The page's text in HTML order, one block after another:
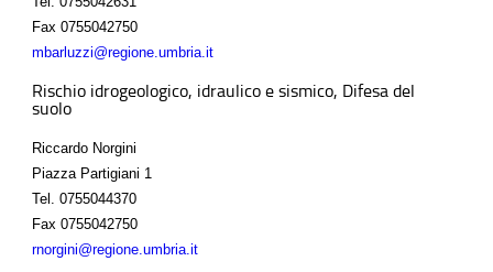
Fax 0755042750
mbarluzzi@regione.umbria.it
Rischio idrogeologico, idraulico e sismico, Difesa del
suolo
Riccardo Norgini
Piazza Partigiani 1
Tel.
0755044370
Fax 0755042750
rnorgini@regione.umbria.it